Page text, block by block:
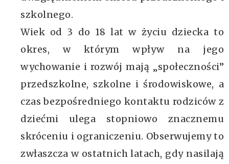
szkolnego.
Wiek od 3 do 18 lat w życiu dziecka to
okres, w którym wpływ na jego
wychowanie i rozwój mają „społeczności”
przedszkolne, szkolne i środowiskowe, a
czas bezpośredniego kontaktu rodziców z
dziećmi ulega stopniowo znacznemu
skróceniu i ograniczeniu. Obserwujemy to
zwłaszcza w ostatnich latach, gdy nasilają